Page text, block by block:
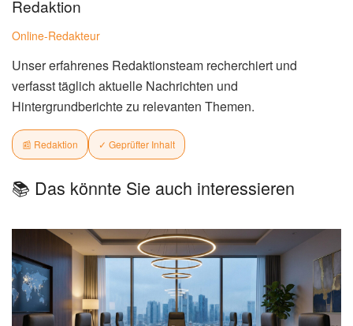
Redaktion
Online-Redakteur
Unser erfahrenes Redaktionsteam recherchiert und
verfasst täglich aktuelle Nachrichten und
Hintergrundberichte zu relevanten Themen.
📰 Redaktion ✓ Geprüfter Inhalt
📚 Das könnte Sie auch interessieren